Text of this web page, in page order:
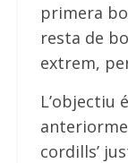
primera
resta de
extrem,
L’objectiu
cordills’